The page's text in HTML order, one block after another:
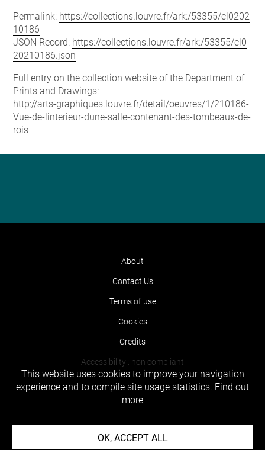
Permalink: https://collections.louvre.fr/ark:/53355/cl0202
10186
JSON Record: https://collections.louvre.fr/ark:/53355/cl0
20210186.json
Full entry on the collection website of the Department of
Prints and Drawings:
http://arts-graphiques.louvre.fr/detail/oeuvres/1/210186-
Vue-de-linterieur-dune-salle-contenant-des-tombeaux-de-
rois
About
Contact Us
Terms of use
Cookies
Credits
Accessibility : non compliant
This website uses cookies to improve your navigation
experience and to compile site usage statistics. Find out
more
OK, ACCEPT ALL